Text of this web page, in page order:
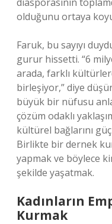
olduğunu ortaya
Faruk, bu sayıyı
gurur hissetti. “6
arada, farklı
birleşiyor,” diye
büyük bir nüfusu
çözüm odaklı
kültürel bağlarını
Birlikte bir dernek
yapmak ve böylece
şekilde yaşatmak.
Kadınların
Kurmak